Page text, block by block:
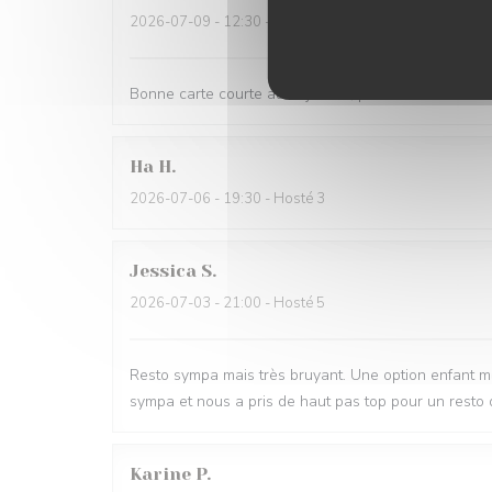
2026-07-09 - 12:30 - Hosté 4
Bonne carte courte au déjeuner, produits frais et
Ha H
2026-07-06 - 19:30 - Hosté 3
Jessica S
2026-07-03 - 21:00 - Hosté 5
Resto sympa mais très bruyant. Une option enfant
sympa et nous a pris de haut pas top pour un resto
Karine P